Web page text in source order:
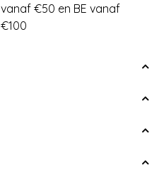
vanaf €50 en BE vanaf
€100